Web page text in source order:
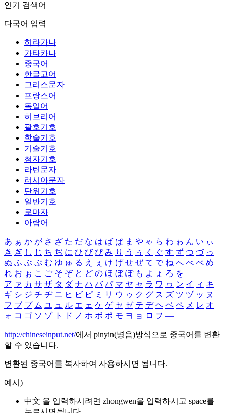
인기 검색어
다국어 입력
히라가나
가타카나
중국어
한글고어
그리스문자
프랑스어
독일어
히브리어
괄호기호
학술기호
기술기호
첨자기호
라틴문자
러시아문자
단위기호
일반기호
로마자
아랍어
あ ぁ か が さ ざ た だ な は ば ぱ ま や ゃ ら わ ゎ ん い ぃ
き ぎ し じ ち ぢ に ひ び ぴ み り う ぅ く ぐ す ず つ づ っ
ぬ ふ ぶ ぷ む ゆ ゅ る え ぇ け げ せ ぜ て で ね へ べ ぺ め
れ お ぉ こ ご そ ぞ と ど の ほ ぼ ぽ も よ ょ ろ を
ア ァ カ サ ザ タ ダ ナ ハ バ パ マ ヤ ャ ラ ワ ヮ ン イ ィ キ
ギ シ ジ チ ヂ ニ ヒ ビ ピ ミ リ ウ ゥ ク グ ス ズ ツ ヅ ッ ヌ
フ ブ プ ム ユ ュ ル エ ェ ケ ゲ セ ゼ テ デ ヘ ベ ペ メ レ オ
ォ コ ゴ ソ ゾ ト ド ノ ホ ボ ポ モ ヨ ョ ロ ヲ ―
http://chineseinput.net/에서 pinyin(병음)방식으로 중국어를 변환
할 수 있습니다.
변환된 중국어를 복사하여 사용하시면 됩니다.
예시)
中文 을 입력하시려면 zhongwen을 입력하시고 space를